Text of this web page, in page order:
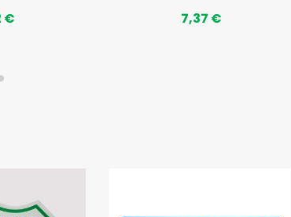
€ 7,37 €